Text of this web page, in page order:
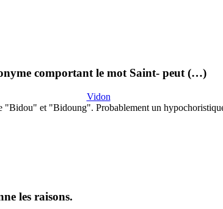
comportant le mot Saint- peut (…)
Vidon
"Bidou" et "Bidoung". Probablement un
les raisons.